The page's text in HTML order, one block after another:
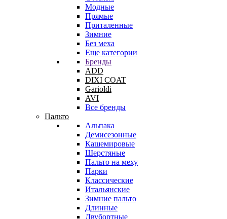
Модные
Прямые
Приталенные
Зимние
Без меха
Еще категории
Бренды
ADD
DIXI COAT
Garioldi
AVI
Все бренды
Пальто
Альпака
Демисезонные
Кашемировые
Шерстяные
Пальто на меху
Парки
Классические
Итальянские
Зимние пальто
Длинные
Двубортные